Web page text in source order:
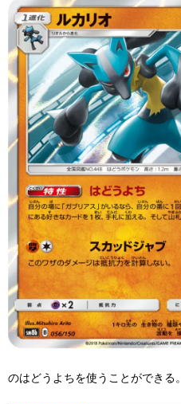
のはどうよちを使うことができる